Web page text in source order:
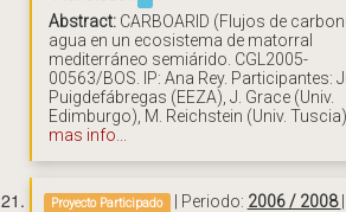
Abstract: CARBOARID (Flujos de
agua en un ecosistema de matorral
mediterráneo semiárido. CGL2005-
00563/BOS. IP: Ana Rey. Participantes:
Puigdefábregas (EEZA), J. Grace (Univ.
Edimburgo), M. Reichstein (Univ.
mas info...
Proyecto Participado | Periodo: 2006 / 2008